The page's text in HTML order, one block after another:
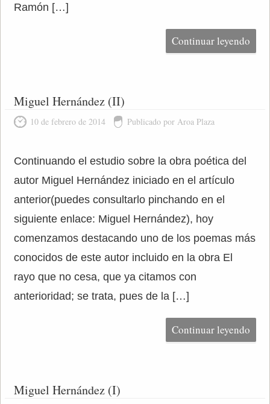
Ramón […]
Continuar leyendo
Miguel Hernández (II)
10 de febrero de 2014 Publicado por Aroa Plaza
Continuando el estudio sobre la obra poética del
autor Miguel Hernández iniciado en el artículo
anterior(puedes consultarlo pinchando en el
siguiente enlace: Miguel Hernández), hoy
comenzamos destacando uno de los poemas más
conocidos de este autor incluido en la obra El
rayo que no cesa, que ya citamos con
anterioridad; se trata, pues de la […]
Continuar leyendo
Miguel Hernández (I)